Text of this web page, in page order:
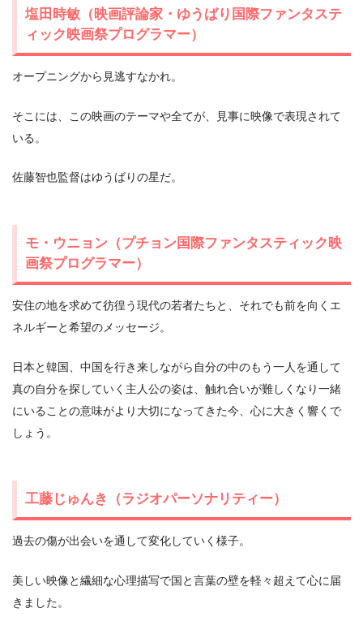
塩⽥時敏（映画評論家・ゆうばり国際ファンタステ
ィック映画祭プログラマー）
オープニングから⾒逃すなかれ。
そこには、この映画のテーマや全てが、⾒事に映像で表現されて
いる。
佐藤智也監督はゆうばりの星だ。
モ・ウニョン（プチョン国際ファンタスティック映
画祭プログラマー）
安住の地を求めて彷徨う現代の若者たちと、それでも前を向くエ
ネルギーと希望のメッセージ。
⽇本と韓国、中国を⾏き来しながら⾃分の中のもう⼀⼈を通して
真の⾃分を探していく主⼈公の姿は、触れ合いが難しくなり⼀緒
にいることの意味がより⼤切になってきた今、⼼に⼤きく響くで
しょう。
⼯藤じゅんき（ラジオパーソナリティー）
過去の傷が出会いを通して変化していく様⼦。
美しい映像と繊細な⼼理描写で国と⾔葉の壁を軽々超えて⼼に届
きました。